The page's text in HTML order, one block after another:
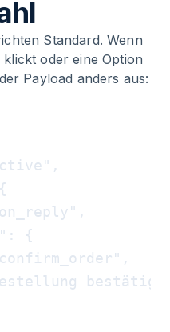
Standard. Wenn
oder eine Option
Payload anders aus:
{